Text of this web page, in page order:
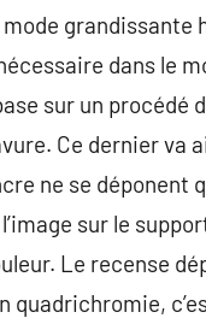
grandissante
dans le
sur un procédé
Ce dernier va
ne se déponent
sur le
Le recense
quadrichromie,